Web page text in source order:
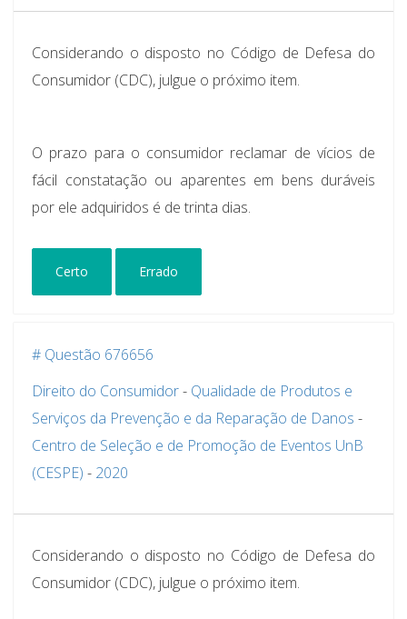
Considerando o disposto no Código de Defesa do
Consumidor (CDC), julgue o próximo item.
O prazo para o consumidor reclamar de vícios de
fácil constatação ou aparentes em bens duráveis
por ele adquiridos é de trinta dias.
Certo Errado
# Questão 676656
Direito do Consumidor- Qualidade de Produtos e
Serviços da Prevenção e da Reparação de Danos -
Centro de Seleção e de Promoção de Eventos UnB
(CESPE) - 2020
Considerando o disposto no Código de Defesa do
Consumidor (CDC), julgue o próximo item.